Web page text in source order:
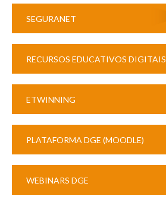
SEGURANET
RECURSOS EDUCATIVOS DIGITAIS
ETWINNING
PLATAFORMA DGE (MOODLE)
WEBINARS DGE